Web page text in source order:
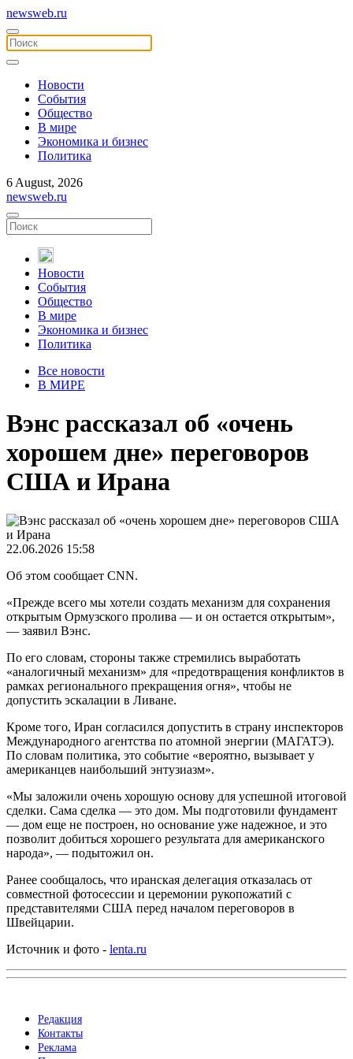
newsweb.ru
Новости
События
Общество
В мире
Экономика и бизнес
Политика
6 August, 2026
newsweb.ru
Новости
События
Общество
В мире
Экономика и бизнес
Политика
Все новости
В МИРЕ
Вэнс рассказал об «очень
хорошем дне» переговоров
США и Ирана
22.06.2026 15:58
Об этом сообщает CNN.
«Прежде всего мы хотели создать механизм для сохранения
открытым Ормузского пролива — и он остается открытым»,
— заявил Вэнс.
По его словам, стороны также стремились выработать
«аналогичный механизм» для «предотвращения конфликтов в
рамках регионального прекращения огня», чтобы не
допустить эскалации в Ливане.
Кроме того, Иран согласился допустить в страну инспекторов
Международного агентства по атомной энергии (МАГАТЭ).
По словам политика, это событие «вероятно, вызывает у
американцев наибольший энтузиазм».
«Мы заложили очень хорошую основу для успешной итоговой
сделки. Сама сделка — это дом. Мы подготовили фундамент
— дом еще не построен, но основание уже надежное, и это
позволит добиться хорошего результата для американского
народа», — подытожил он.
Ранее сообщалось, что иранская делегация отказалась от
совместной фотосессии и церемонии рукопожатий с
представителями США перед началом переговоров в
Швейцарии.
Источник и фото - lenta.ru
Редакция
Контакты
Реклама